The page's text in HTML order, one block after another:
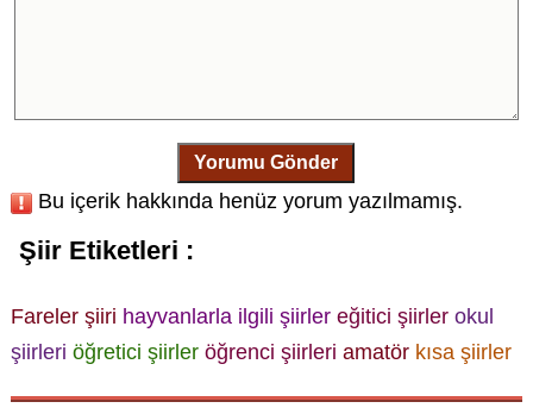
Yorumu Gönder
Bu içerik hakkında henüz yorum yazılmamış.
Şiir Etiketleri :
Fareler şiiri hayvanlarla ilgili şiirler eğitici şiirler okul
şiirleri öğretici şiirler öğrenci şiirleri amatör kısa şiirler